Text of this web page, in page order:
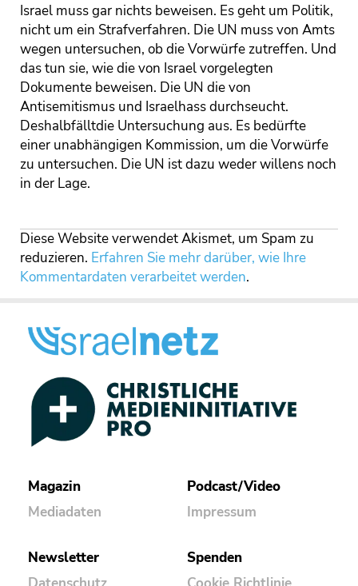
Israel muss gar nichts beweisen. Es geht um Politik,
nicht um ein Strafverfahren. Die UN muss von Amts
wegen untersuchen, ob die Vorwürfe zutreffen. Und
das tun sie, wie die von Israel vorgelegten
Dokumente beweisen. Die UN die von
Antisemitismus und Israelhass durchseucht.
Deshalbfälltdie Untersuchung aus. Es bedürfte
einer unabhängigen Kommission, um die Vorwürfe
zu untersuchen. Die UN ist dazu weder willens noch
in der Lage.
Diese Website verwendet Akismet, um Spam zu
reduzieren. Erfahren Sie mehr darüber, wie Ihre
Kommentardaten verarbeitet werden.
Magazin
Mediadaten
Podcast/Video
Impressum
Newsletter
Spenden